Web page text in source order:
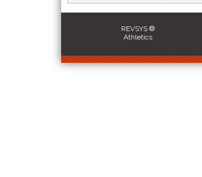
REVSYS ®
Athletics